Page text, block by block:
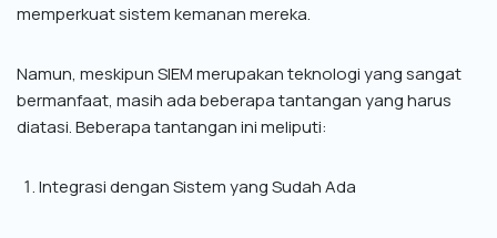
memperkuat sistem kemanan mereka.
Namun, meskipun SIEM merupakan teknologi yang sangat
bermanfaat, masih ada beberapa tantangan yang harus
diatasi. Beberapa tantangan ini meliputi:
Integrasi dengan Sistem yang Sudah Ada